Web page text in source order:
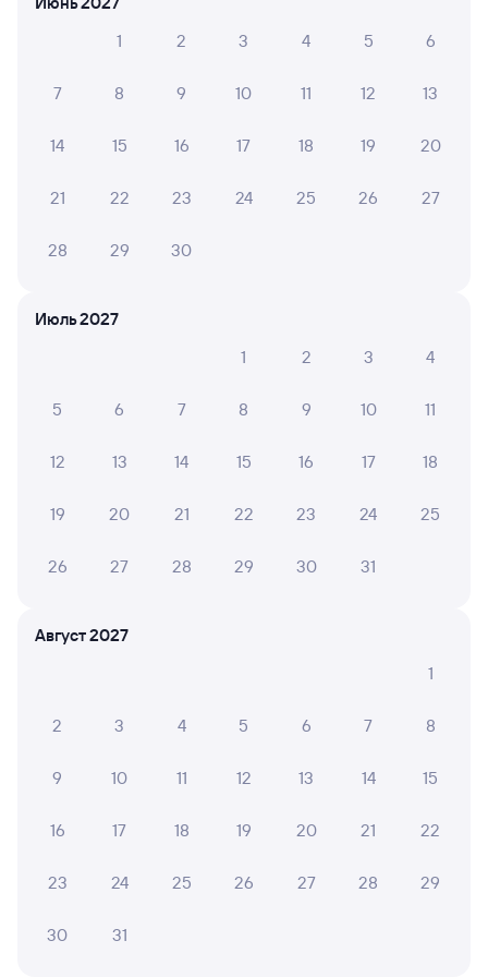
1
2 3 4 5 6
7 8 9 10 11 12 13
14 15 16 17 18 19 20
21 22 23 24 25 26 27
28 29 30
Июль 2027
1
2 3 4
5 6 7 8 9 10 11
12 13 14 15 16 17 18
19 20 21 22 23 24 25
26 27 28 29 30 31
Август 2027
1
2 3 4 5 6 7 8
9 10 11 12 13 14 15
16 17 18 19 20 21 22
23 24 25 26 27 28 29
30 31